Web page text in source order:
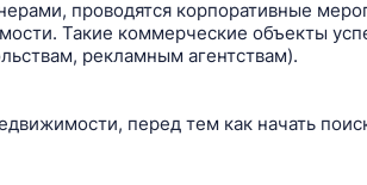
проводятся корпоративные
Такие коммерческие объекты
рекламным агентствам).
перед тем как начать